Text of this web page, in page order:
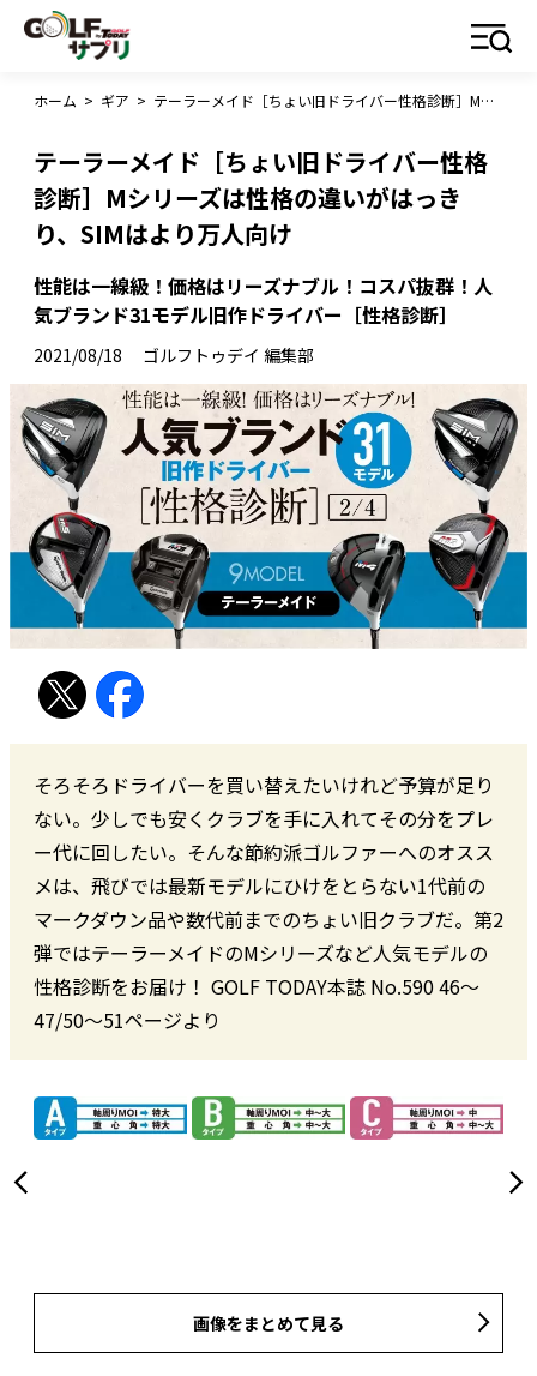
ホーム > ギア > テーラーメイド［ちょい旧ドライバー性格診断］Mシリーズは性格の違いがはっきり、SIMはより万人向け
テーラーメイド［ちょい旧ドライバー性格
診断］Mシリーズは性格の違いがはっき
り、SIMはより万人向け
性能は一線級！価格はリーズナブル！コスパ抜群！人
気ブランド31モデル旧作ドライバー［性格診断］
2021/08/18 ゴルフトゥデイ 編集部
そろそろドライバーを買い替えたいけれど予算が足り
ない。少しでも安くクラブを手に入れてその分をプレ
ー代に回したい。そんな節約派ゴルファーへのオスス
メは、飛びでは最新モデルにひけをとらない1代前の
マークダウン品や数代前までのちょい旧クラブだ。第2
弾ではテーラーメイドのMシリーズなど人気モデルの
性格診断をお届け！ GOLF TODAY本誌 No.590 46〜
47/50〜51ページより
画像をまとめて見る